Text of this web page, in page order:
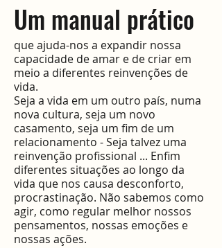
Um manual prático
que ajuda-nos a expandir nossa
capacidade de amar e de criar em
meio a diferentes reinvenções de
vida.
Seja a vida em um outro país, numa
nova cultura, seja um novo
casamento, seja um fim de um
relacionamento - Seja talvez uma
reinvenção profissional ... Enfim
diferentes situações ao longo da
vida que nos causa desconforto,
procrastinação. Não sabemos como
agir, como regular melhor nossos
pensamentos, nossas emoções e
nossas ações.